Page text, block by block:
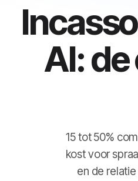
AI:
15 tot 50%
kost voor
en de